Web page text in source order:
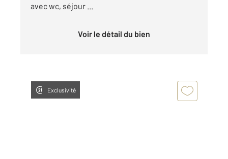
avec wc, séjour ...
Voir le détail du bien
Exclusivité